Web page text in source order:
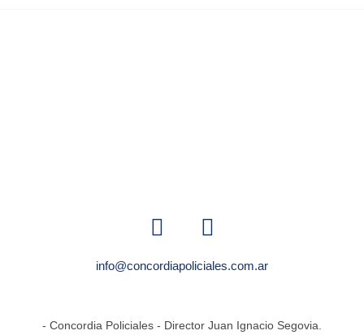
info@concordiapoliciales.com.ar
- Concordia Policiales - Director Juan Ignacio Segovia.